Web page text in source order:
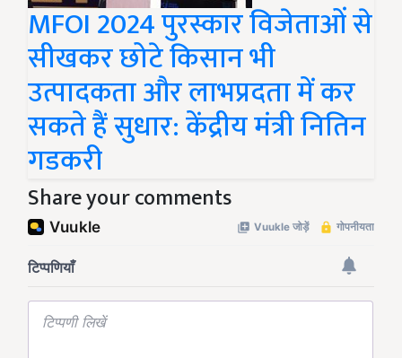
MFOI 2024 पुरस्कार विजेताओं से
सीखकर छोटे किसान भी
उत्पादकता और लाभप्रदता में कर
सकते हैं सुधार: केंद्रीय मंत्री नितिन
गडकरी
Share your comments